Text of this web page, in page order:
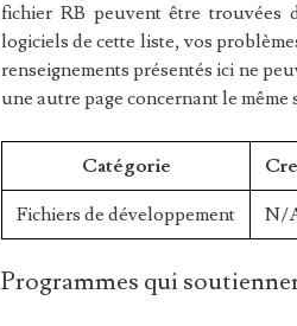
fichier RB peuvent être trouvées
logiciels de cette liste, vos
renseignements présentés ici ne
une autre page concernant le même
Catégorie
Fichiers de développement N/
Programmes qui